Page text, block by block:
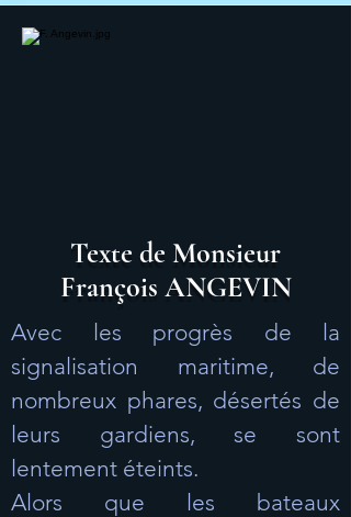
Texte de Monsieur
François ANGEVIN
Avec les progrès de la
signalisation maritime, de
nombreux phares, désertés de
leurs gardiens, se sont
lentement éteints.
Alors que les bateaux